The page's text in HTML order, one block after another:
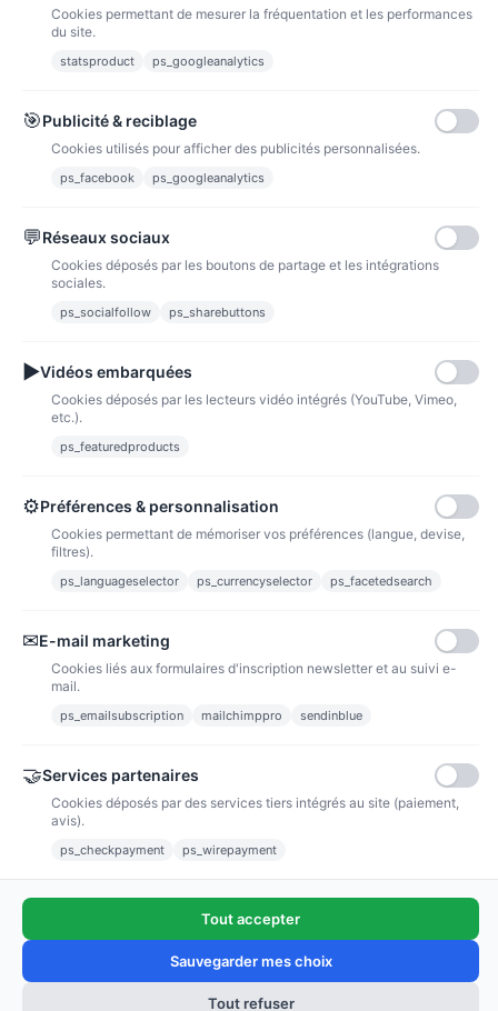
Ajouter au panier
Paiements sécurisés via paypal et paypal 4 fois sans frais
Fidélité
bons de réductions.
Liens utiles
Notre société
Newsletter
Cookies permettant de mesurer la fréquentation et les performances
du site.
statsproduct ps_googleanalytics
🎯Publicité & reciblage
Cookies utilisés pour afficher des publicités personnalisées.
ps_facebook ps_googleanalytics
💬Réseaux sociaux
Cookies déposés par les boutons de partage et les intégrations
sociales.
ps_socialfollow ps_sharebuttons
▶Vidéos embarquées
Cookies déposés par les lecteurs vidéo intégrés (YouTube, Vimeo,
etc.).
ps_featuredproducts
⚙Préférences & personnalisation
Cookies permettant de mémoriser vos préférences (langue, devise,
filtres).
ps_languageselector ps_currencyselector ps_facetedsearch
✉E-mail marketing
Cookies liés aux formulaires d'inscription newsletter et au suivi e-
mail.
ps_emailsubscription mailchimppro sendinblue
🤝Services partenaires
Cookies déposés par des services tiers intégrés au site (paiement,
avis).
ps_checkpayment ps_wirepayment
Tout accepter
Sauvegarder mes choix
Tout refuser